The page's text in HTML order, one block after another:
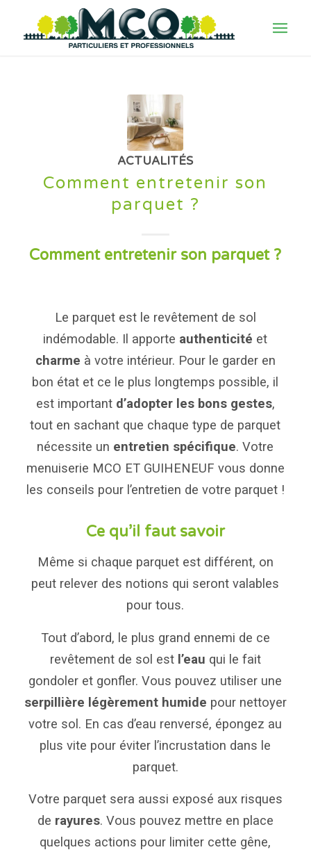
ACTUALITÉS
Comment entretenir son
parquet ?
Comment entretenir son parquet ?
Le parquet est le revêtement de sol
indémodable. Il apporte authenticité et
charme à votre intérieur. Pour le garder en
bon état et ce le plus longtemps possible, il
est important d’adopter les bons gestes,
tout en sachant que chaque type de parquet
nécessite un entretien spécifique. Votre
menuiserie MCO ET GUIHENEUF vous donne
les conseils pour l’entretien de votre parquet !
Ce qu’il faut savoir
Même si chaque parquet est différent, on
peut relever des notions qui seront valables
pour tous.
Tout d’abord, le plus grand ennemi de ce
revêtement de sol est l’eau qui le fait
gondoler et gonfler. Vous pouvez utiliser une
serpillière légèrement humide pour nettoyer
votre sol. En cas d’eau renversé, épongez au
plus vite pour éviter l’incrustation dans le
parquet.
Votre parquet sera aussi exposé aux risques
de rayures. Vous pouvez mettre en place
quelques actions pour limiter cette gêne,